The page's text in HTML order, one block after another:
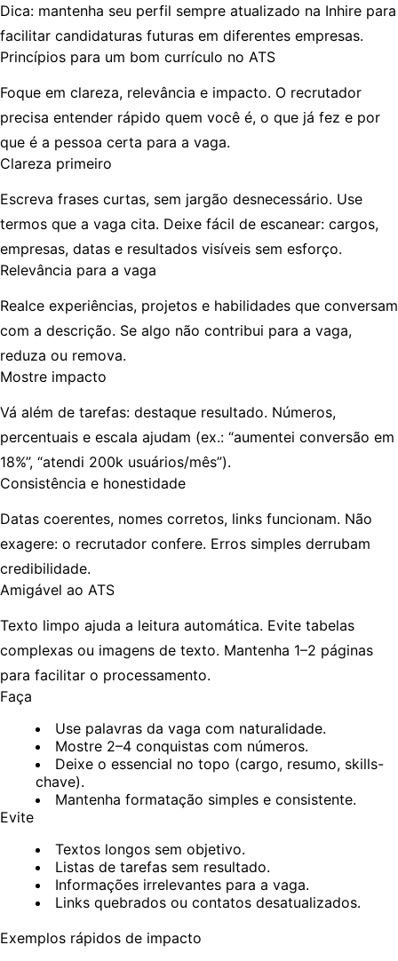
Dica: mantenha seu perfil sempre atualizado na Inhire para
facilitar candidaturas futuras em diferentes empresas.
Princípios para um bom currículo no ATS
Foque em clareza, relevância e impacto. O recrutador
precisa entender rápido quem você é, o que já fez e por
que é a pessoa certa para a vaga.
Clareza primeiro
Escreva frases curtas, sem jargão desnecessário. Use
termos que a vaga cita. Deixe fácil de escanear: cargos,
empresas, datas e resultados visíveis sem esforço.
Relevância para a vaga
Realce experiências, projetos e habilidades que conversam
com a descrição. Se algo não contribui para a vaga,
reduza ou remova.
Mostre impacto
Vá além de tarefas: destaque resultado. Números,
percentuais e escala ajudam (ex.: “aumentei conversão em
18%”, “atendi 200k usuários/mês”).
Consistência e honestidade
Datas coerentes, nomes corretos, links funcionam. Não
exagere: o recrutador confere. Erros simples derrubam
credibilidade.
Amigável ao ATS
Texto limpo ajuda a leitura automática. Evite tabelas
complexas ou imagens de texto. Mantenha 1–2 páginas
para facilitar o processamento.
Faça
Use palavras da vaga com naturalidade.
Mostre 2–4 conquistas com números.
Deixe o essencial no topo (cargo, resumo, skills-
chave).
Mantenha formatação simples e consistente.
Evite
Textos longos sem objetivo.
Listas de tarefas sem resultado.
Informações irrelevantes para a vaga.
Links quebrados ou contatos desatualizados.
Exemplos rápidos de impacto